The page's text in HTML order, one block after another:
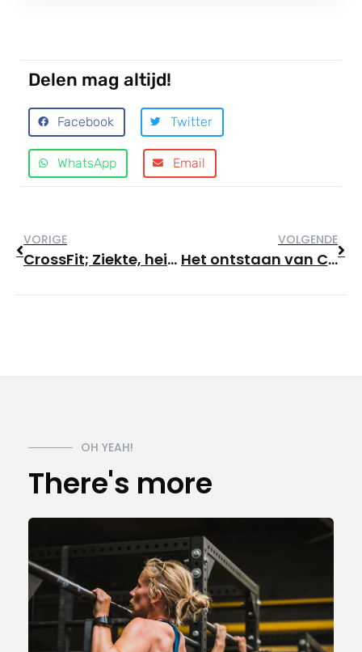
Delen mag altijd!
Facebook Twitter
WhatsApp Email
VORIGE
CrossFit; Ziekte, heilige graal of geen van beide?
VOLGENDE
Het ontstaan van CrossFit; de sport, het bedrijf, de affiliates en de games.
OH YEAH!
There's more